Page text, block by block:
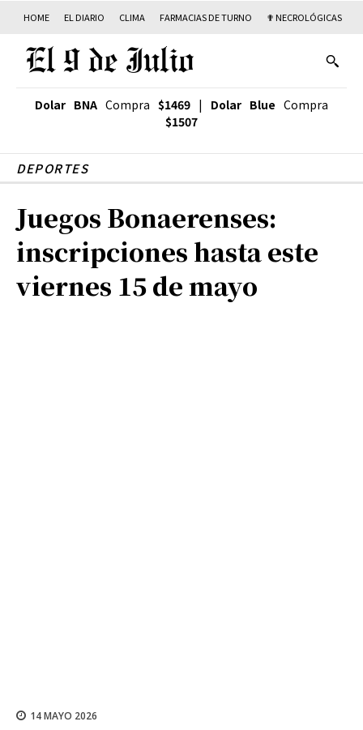
HOME EL DIARIO CLIMA FARMACIAS DE TURNO ✟ NECROLÓGICAS
Dolar BNA Compra $1469 | Dolar Blue Compra
$1507
DEPORTES
Juegos Bonaerenses:
inscripciones hasta este
viernes 15 de mayo
14 MAYO 2026